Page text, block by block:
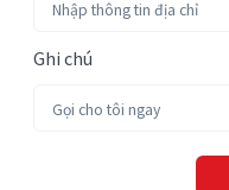
Ghi chú